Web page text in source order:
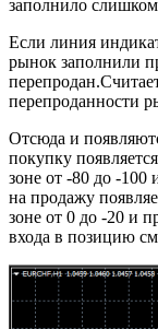
заполнило
Если линия
рынок заполнили
перепроданности
Отсюда и
покупку
зоне от -80 до -100
на продажу
зоне от 0 до -20 и
входа в позицию